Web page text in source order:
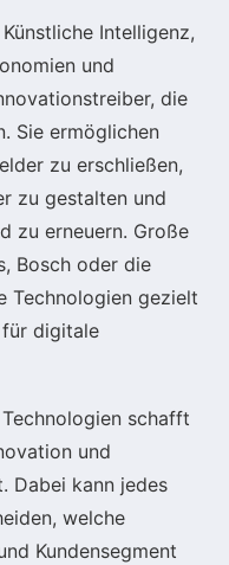
Intelligenz,
und
die
Sie ermöglichen
zu erschließen,
zu gestalten und
zu erneuern. Große
Bosch oder die
Technologien gezielt
digitale
schafft
und
Dabei kann jedes
welche
Kundensegment